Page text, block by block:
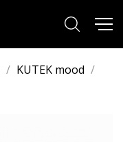
/ KUTEK mood /